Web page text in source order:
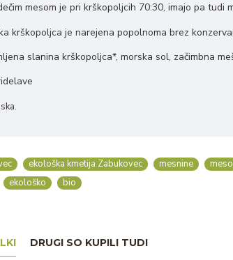
mesom je pri krškopoljcih 70:30, imajo pa tudi
krškopoljca je narejena popolnoma brez
slanina krškopoljca*, morska sol, začimbna
ekološka kmetija Zabukovec mesnine meso
ekološko bio
DRUGI SO KUPILI TUDI